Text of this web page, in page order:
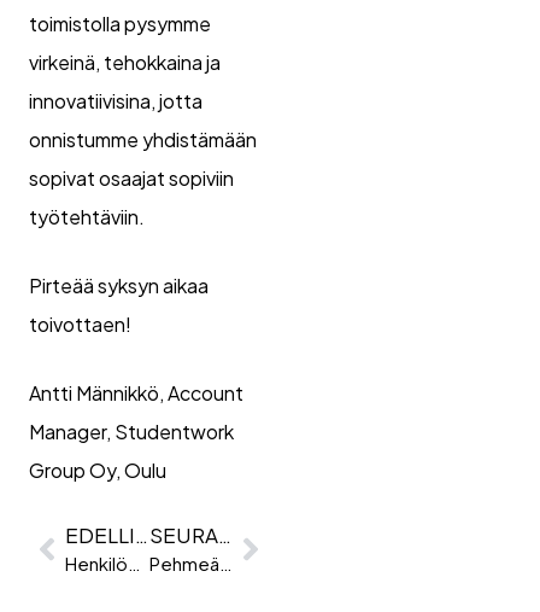
toimistolla pysymme
virkeinä, tehokkaina ja
innovatiivisina, jotta
onnistumme yhdistämään
sopivat osaajat sopiviin
työtehtäviin.
Pirteää syksyn aikaa
toivottaen!
Antti Männikkö, Account
Manager, Studentwork
Group Oy, Oulu
EDELLINEN
Henkilöstövuokraus työkuorman tasaajana – Case Citec
SEURAAVA
Pehmeät taidot (eng. soft skills) luovat tulevaisuuden kilpailuetuja